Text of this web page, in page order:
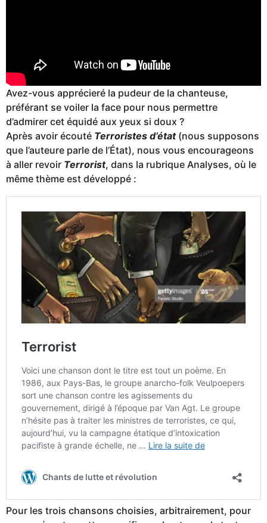
Avez-vous apprécieré la pudeur de la chanteuse,
préférant se voiler la face pour nous permettre
d’admirer cet équidé aux yeux si doux ?
Après avoir écouté Terroristes d’état(nous supposons
que l’auteure parle de l’État), nous vous encourageons
à aller revoir Terrorist, dans la rubrique Analyses, où le
même thème est développé :
Pour les trois chansons choisies, arbitrairement, pour